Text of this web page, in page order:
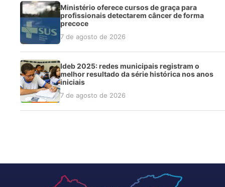
Ministério oferece cursos de graça para
profissionais detectarem câncer de forma
precoce
7 de agosto de 2026
Ideb 2025: redes municipais registram o
melhor resultado da série histórica nos anos
iniciais
7 de agosto de 2026